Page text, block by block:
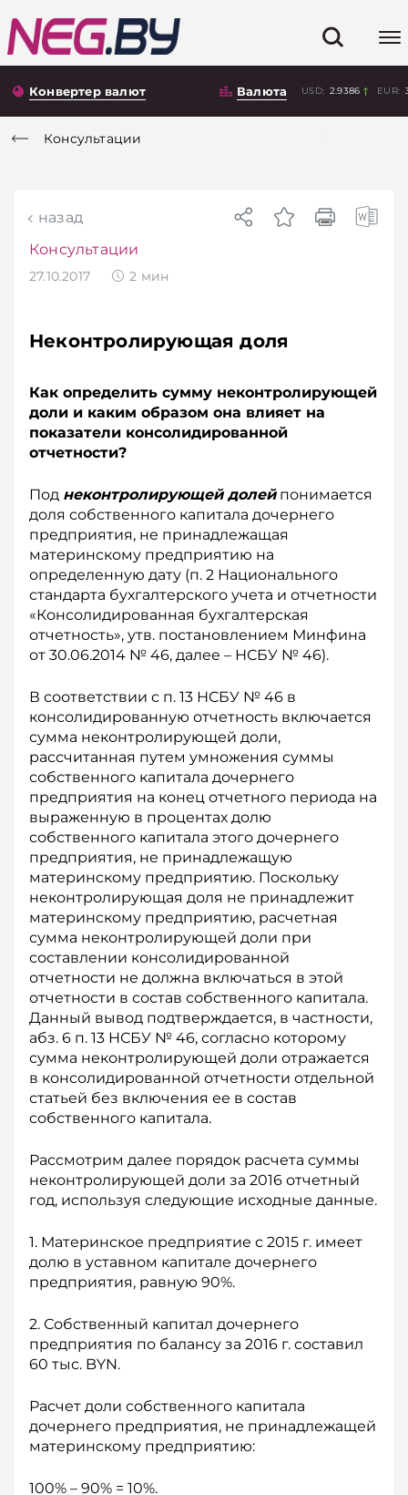
Конвертер валют Валюта USD: 2.9386 EUR:
Консультации
назад
Консультации
27.10.2017 2 мин
Неконтролирующая доля
Как определить сумму неконтролирующей
доли и каким образом она влияет на
показатели консолидированной
отчетности?
Под неконтролирующей долейпонимается
доля собственного капитала дочернего
предприятия, не принадлежащая
материнскому предприятию на
определенную дату (п. 2 Национального
стандарта бухгалтерского учета и отчетности
«Консолидированная бухгалтерская
отчетность», утв. постановлением Минфина
от 30.06.2014 № 46, далее – НСБУ № 46).
В соответствии с п. 13 НСБУ № 46 в
консолидированную отчетность включается
сумма неконтролирующей доли,
рассчитанная путем умножения суммы
собственного капитала дочернего
предприятия на конец отчетного периода на
выраженную в процентах долю
собственного капитала этого дочернего
пред­приятия, не принадлежащую
материнскому предприятию. Поскольку
неконтролирующая доля не принадлежит
материнскому предприятию, расчетная
сумма неконтролирующей доли при
составлении консолидированной
отчетности не должна включаться в этой
отчетности в состав собственного капитала.
Данный вывод подтверждается, в частности,
абз. 6 п. 13 НСБУ № 46, согласно которому
сумма неконтролирующей доли отражается
в консолидированной отчетности отдельной
статьей без включения ее в состав
собственного капитала.
Рассмотрим далее порядок расчета суммы
неконтролирующей доли за 2016 отчетный
год, используя следующие исходные данные.
1. Материнское предприятие с 2015 г. имеет
долю в уставном капитале дочернего
предприятия, равную 90%.
2. Собственный капитал дочернего
предприятия по балансу за 2016 г. составил
60 тыс. BYN.
Расчет доли собственного капитала
дочернего предприятия, не принадлежащей
материнскому предприятию:
100% – 90% = 10%.